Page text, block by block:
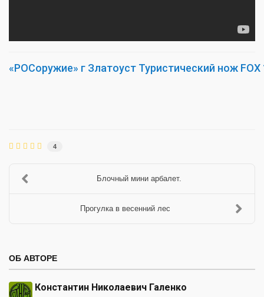
«РОСоружие» г Златоуст Туристический нож FOX
4
Блочный мини арбалет.
Прогулка в весенний лес
ОБ АВТОРЕ
Константин Николаевич Галенко